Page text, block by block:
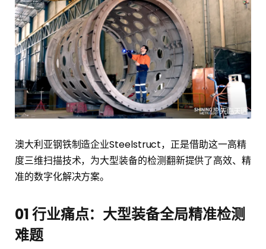
澳大利亚钢铁制造企业Steelstruct，正是借助这一高精
度三维扫描技术，为大型装备的检测翻新提供了高效、精
准的数字化解决方案。
01行业痛点：大型装备全局精准检测
难题